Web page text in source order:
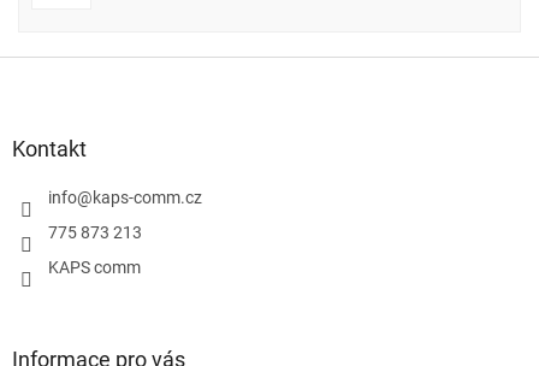
Kontakt
info@kaps-comm.cz
775 873 213
KAPS comm
Informace pro vás